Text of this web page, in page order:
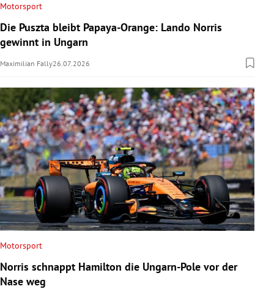
Motorsport
Die Puszta bleibt Papaya-Orange: Lando Norris
gewinnt in Ungarn
Maximilian Fally26.07.2026
Motorsport
Norris schnappt Hamilton die Ungarn-Pole vor der
Nase weg